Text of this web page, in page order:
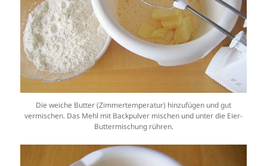
Die weiche Butter (Zimmertemperatur) hinzufügen und gut
vermischen. Das Mehl mit Backpulver mischen und unter die Eier-
Buttermischung rühren.